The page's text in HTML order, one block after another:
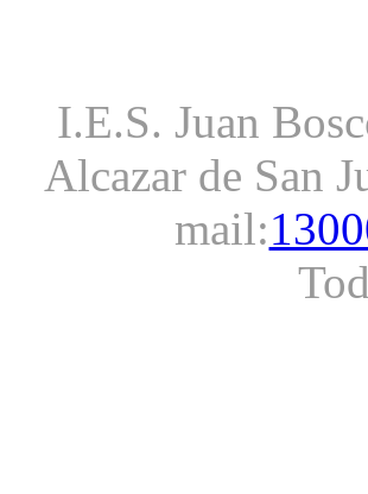
I.E.S. Juan
Alcazar de San
mail: